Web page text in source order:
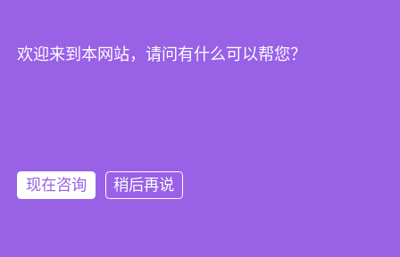
欢迎来到本网站，请问有什么可以帮您？
现在咨询 稍后再说